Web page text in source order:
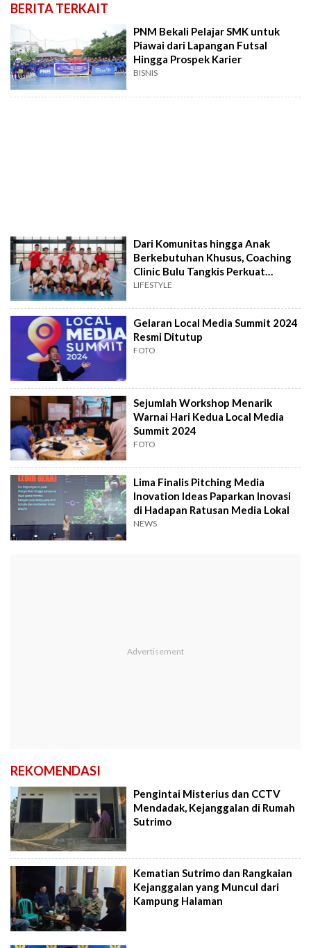
BERITA TERKAIT
PNM Bekali Pelajar SMK untuk
Piawai dari Lapangan Futsal
Hingga Prospek Karier
BISNIS
Dari Komunitas hingga Anak
Berkebutuhan Khusus, Coaching
Clinic Bulu Tangkis Perkuat
Talenta Muda
LIFESTYLE
Gelaran Local Media Summit 2024
Resmi Ditutup
FOTO
Sejumlah Workshop Menarik
Warnai Hari Kedua Local Media
Summit 2024
FOTO
Lima Finalis Pitching Media
Inovation Ideas Paparkan Inovasi
di Hadapan Ratusan Media Lokal
NEWS
REKOMENDASI
Pengintai Misterius dan CCTV
Mendadak, Kejanggalan di Rumah
Sutrimo
Kematian Sutrimo dan Rangkaian
Kejanggalan yang Muncul dari
Kampung Halaman